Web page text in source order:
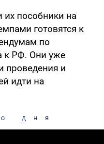
их пособники на
готовятся к
по
к РФ. Они уже
проведения и
идти на
дня